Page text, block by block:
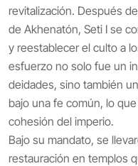
revitalización. Después
de Akhenatón, Seti I se
y reestablecer el culto a
esfuerzo no solo fue un
deidades, sino también
bajo una fe común, lo
cohesión del imperio.
Bajo su mandato, se
restauración en templos